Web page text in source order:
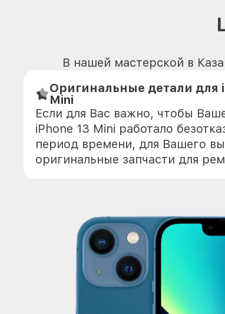
В нашей мастерской в
Оригинальные детали для
Mini
Если для Вас важно, чтобы
iPhone 13 Mini работало
период времени, для Вашего
оригинальные запчасти для